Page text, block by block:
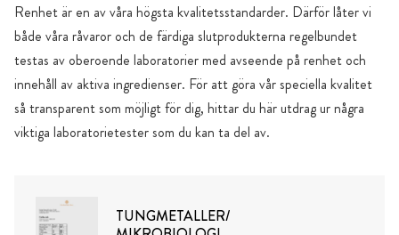
Renhet är en av våra högsta kvalitetsstandarder. Därför låter vi
både våra råvaror och de färdiga slutprodukterna regelbundet
testas av oberoende laboratorier med avseende på renhet och
innehåll av aktiva ingredienser. För att göra vår speciella kvalitet
så transparent som möjligt för dig, hittar du här utdrag ur några
viktiga laboratorietester som du kan ta del av.
TUNGMETALLER/